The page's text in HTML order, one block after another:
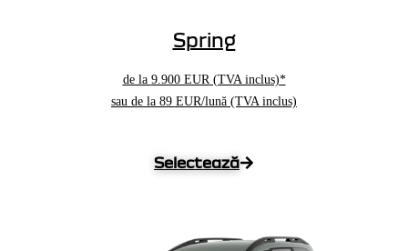
Spring
de la 9.900 EUR(TVA inclus)*
sau de la 89 EUR/lună (TVA inclus)
Selectează